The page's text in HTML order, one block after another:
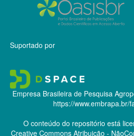
Suportado por
Empresa Brasileira de Pesquisa
https://www.embrapa.br/
O conteúdo do repositório está
Creative CommonsAtribuição -